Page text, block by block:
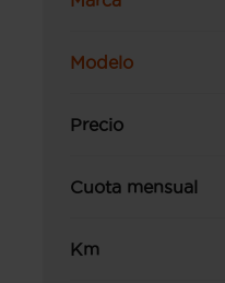
Modelo
Precio
Cuota mensual
Km